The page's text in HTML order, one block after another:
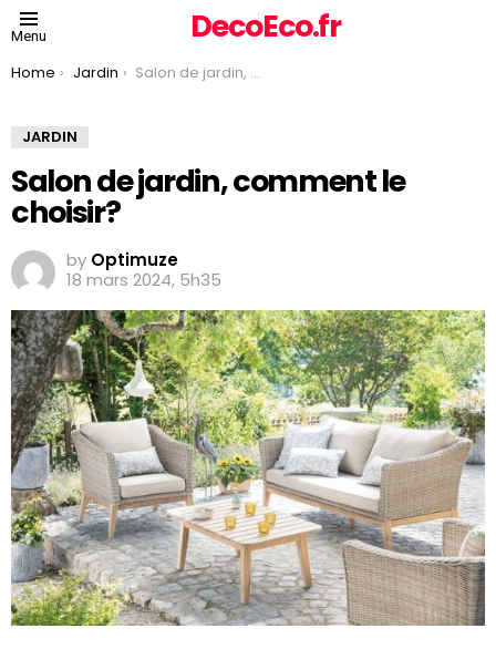
Menu DecoEco.fr
You are here:
Home Jardin Salon de jardin, comment le choisir?
JARDIN
Salon de jardin, comment le
choisir?
by Optimuze
18 mars 2024, 5h35